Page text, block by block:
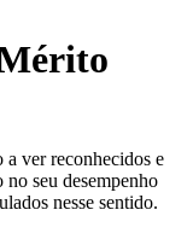
ver reconhecidos e
seu desempenho
nesse sentido.